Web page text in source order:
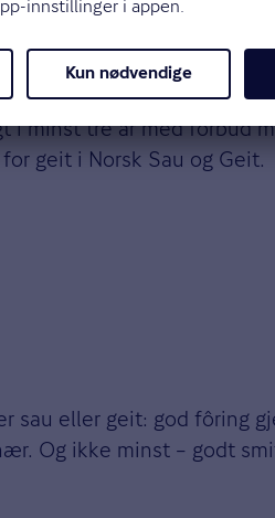
for sau om våren.
minst tre år med forbud
geit i Norsk Sau og Geit.
sau eller geit: god fôring
Og ikke minst – godt